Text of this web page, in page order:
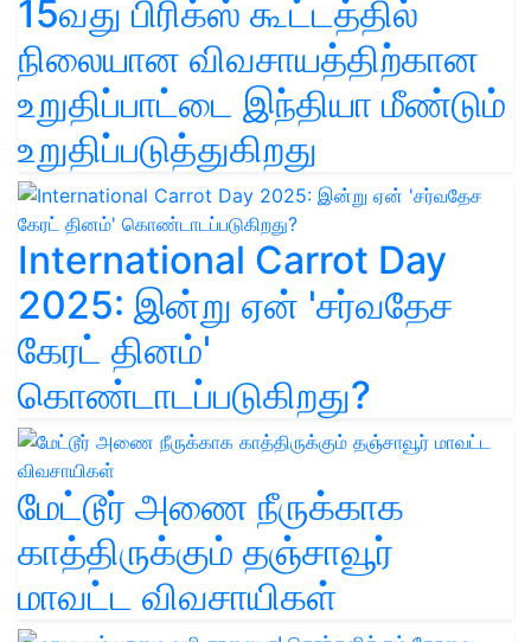
15வது பிரிக்ஸ் கூட்டத்தில்
நிலையான விவசாயத்திற்கான
உறுதிப்பாட்டை இந்தியா மீண்டும்
உறுதிப்படுத்துகிறது
International Carrot Day
2025: இன்று ஏன் 'சர்வதேச
கேரட் தினம்'
கொண்டாடப்படுகிறது?
மேட்டூர் அணை நீருக்காக
காத்திருக்கும் தஞ்சாவூர்
மாவட்ட விவசாயிகள்